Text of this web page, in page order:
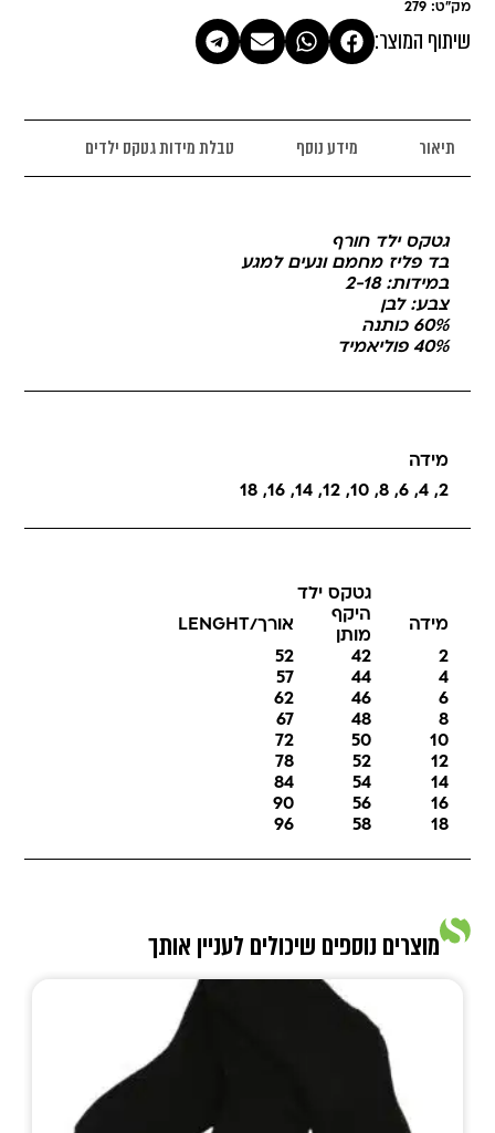
מק"ט: 279
שיתוף המוצר:
תיאור מידע נוסף טבלת מידות גטקס ילדים
גטקס ילד חורף
בד פליז מחמם ונעים למגע
במידות: 2-18
צבע: לבן
60% כותנה
40% פוליאמיד
מידה
2
,
4
,
6
,
8
,
10
,
12
,
14
,
16
,
18
גטקס ילד
מידה
היקף
מותן
אורך/LENGHT
2
42
52
4
44
57
6
46
62
8
48
67
10
50
72
12
52
78
14
54
84
16
56
90
18
58
96
מוצרים נוספים שיכולים לעניין אותך